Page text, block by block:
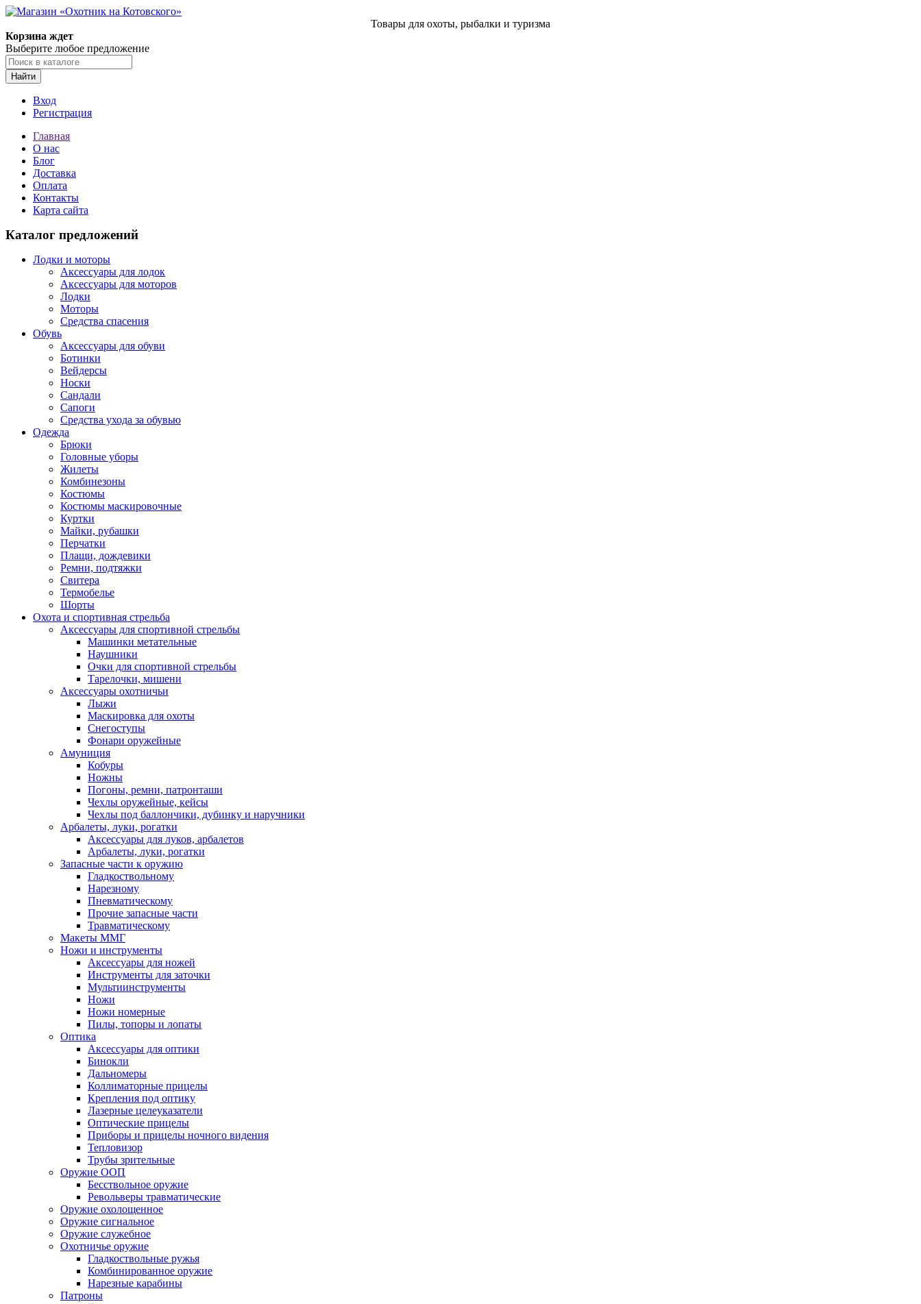
Товары для охоты, рыбалки и туризма
Корзина ждет
Выберите любое предложение
Найти
Вход
Регистрация
Главная
О нас
Блог
Доставка
Оплата
Контакты
Карта сайта
Каталог предложений
Лодки и моторы
Аксессуары для лодок
Аксессуары для моторов
Лодки
Моторы
Средства спасения
Обувь
Аксессуары для обуви
Ботинки
Вейдерсы
Носки
Сандали
Сапоги
Средства ухода за обувью
Одежда
Брюки
Головные уборы
Жилеты
Комбинезоны
Костюмы
Костюмы маскировочные
Куртки
Майки, рубашки
Перчатки
Плащи, дождевики
Ремни, подтяжки
Свитера
Термобелье
Шорты
Охота и спортивная стрельба
Аксессуары для спортивной стрельбы
Машинки метательные
Наушники
Очки для спортивной стрельбы
Тарелочки, мишени
Аксессуары охотничьи
Лыжи
Маскировка для охоты
Снегоступы
Фонари оружейные
Амуниция
Кобуры
Ножны
Погоны, ремни, патронташи
Чехлы оружейные, кейсы
Чехлы под баллончики, дубинку и наручники
Арбалеты, луки, рогатки
Аксессуары для луков, арбалетов
Арбалеты, луки, рогатки
Запасные части к оружию
Гладкоствольному
Нарезному
Пневматическому
Прочие запасные части
Травматическому
Макеты ММГ
Ножи и инструменты
Аксессуары для ножей
Инструменты для заточки
Мультиинструменты
Ножи
Ножи номерные
Пилы, топоры и лопаты
Оптика
Аксессуары для оптики
Бинокли
Дальномеры
Коллиматорные прицелы
Крепления под оптику
Лазерные целеуказатели
Оптические прицелы
Приборы и прицелы ночного видения
Тепловизор
Трубы зрительные
Оружие ООП
Бесствольное оружие
Револьверы травматические
Оружие охолощенное
Оружие сигнальное
Оружие служебное
Охотничье оружие
Гладкоствольные ружья
Комбинированное оружие
Нарезные карабины
Патроны